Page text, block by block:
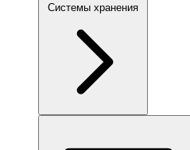
Системы хранения